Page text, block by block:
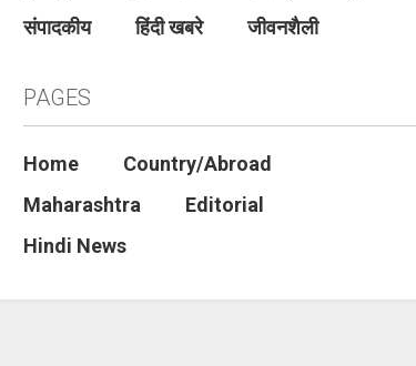
संपादकीय
हिंदी खबरे जीवनशैली
PAGES
Home
Country/Abroad
Maharashtra
Editorial
Hindi News